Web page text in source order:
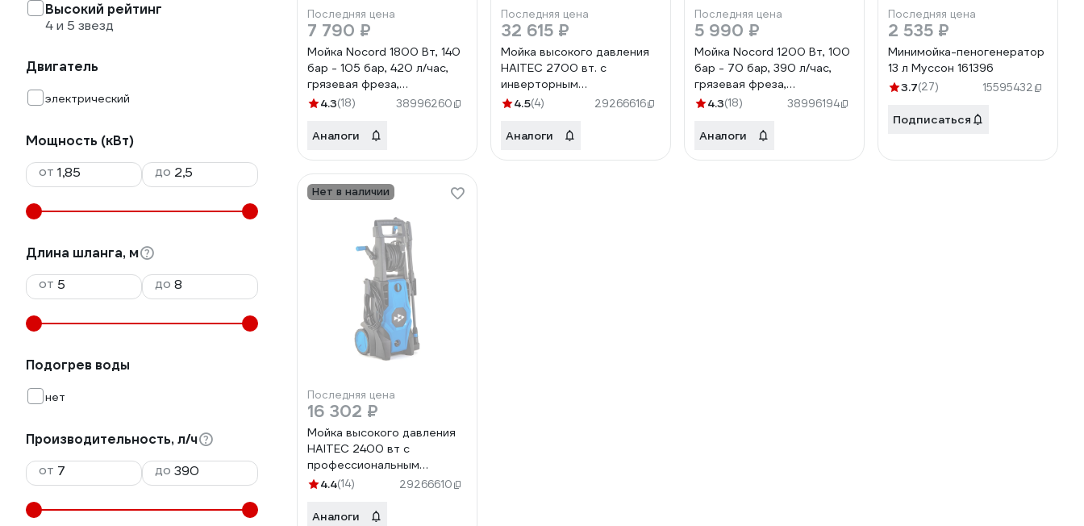
Высокий рейтинг
4 и 5 звезд
Двигатель
электрический
Мощность (кВт)
от
до
Длина шланга, м
от
до
Подогрев воды
нет
Производительность, л/ч
от
до
Последняя цена
7 790 ₽
Мойка Nocord 1800 Вт, 140
бар - 105 бар, 420 л/час,
грязевая фреза,
пеногенератор 600 мл,
колеса, NPW-
902210.NPW-
1800.140.420.0-2
4.3(18) 38996260
Аналоги
Последняя цена
32 615 ₽
Мойка высокого давления
HAITEC 2700 вт. с
инверторным
бесщеточным двигателем
пеногенератором HT-
4.5(4) 29266616
Аналоги
Последняя цена
5 990 ₽
Мойка Nocord 1200 Вт, 100
бар - 70 бар, 390 л/час,
грязевая фреза,
пеногенератор 600 мл,
1200.100.390.0
1200.100.390.0-2
4.3(18) 38996194
Аналоги
Последняя цена
2 535 ₽
Минимойка-пеногенератор
13 л Муссон 161396
3.7(27) 15595432
Подписаться
Нет в наличии
Последняя цена
16 302 ₽
Мойка высокого давления
HAITEC 2400 вт с
профессиональным
пеногенератором HT-
4.4(14) 29266610
Аналоги